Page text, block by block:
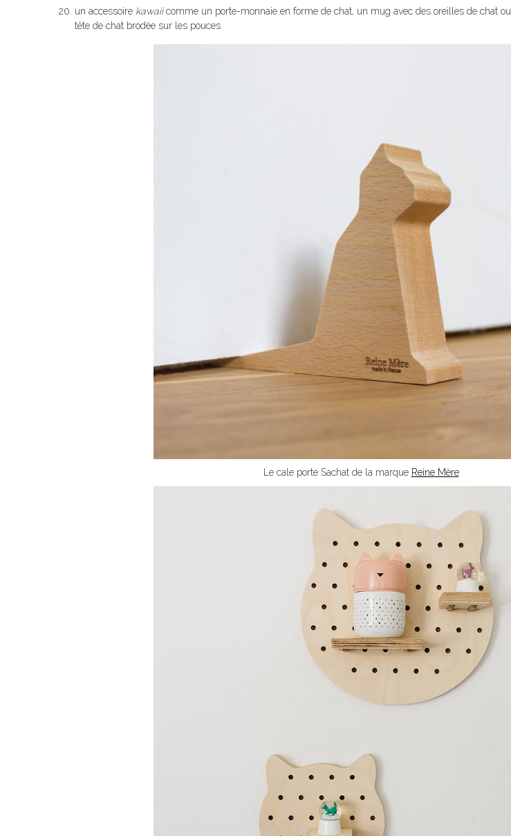
un accessoire kawaiicomme un porte-monnaie en forme de chat, un mug avec des oreilles de chat ou
tête de chat brodée sur les pouces
Le cale porte Sachat de la marque Reine Mère